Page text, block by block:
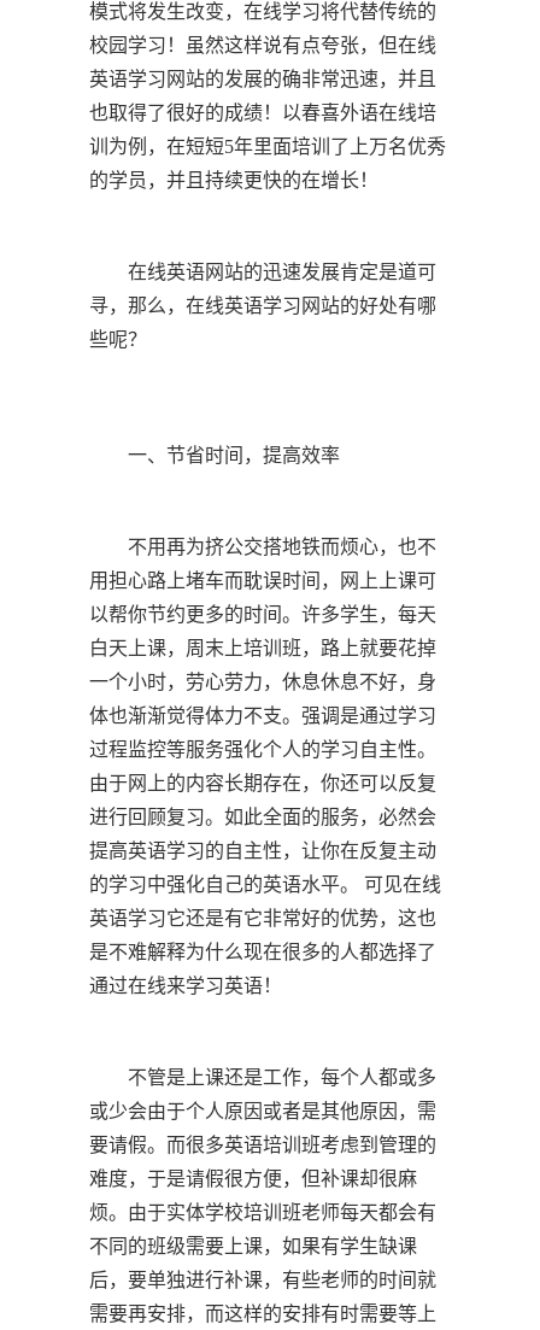
模式将发生改变，在线学习将代替传统的
校园学习！虽然这样说有点夸张，但在线
英语学习网站的发展的确非常迅速，并且
也取得了很好的成绩！以春喜外语在线培
训为例，在短短5年里面培训了上万名优秀
的学员，并且持续更快的在增长！
在线英语网站的迅速发展肯定是道可
寻，那么，在线英语学习网站的好处有哪
些呢？
一、节省时间，提高效率
不用再为挤公交搭地铁而烦心，也不
用担心路上堵车而耽误时间，网上上课可
以帮你节约更多的时间。许多学生，每天
白天上课，周末上培训班，路上就要花掉
一个小时，劳心劳力，休息休息不好，身
体也渐渐觉得体力不支。强调是通过学习
过程监控等服务强化个人的学习自主性。
由于网上的内容长期存在，你还可以反复
进行回顾复习。如此全面的服务，必然会
提高英语学习的自主性，让你在反复主动
的学习中强化自己的英语水平。 可见在线
英语学习它还是有它非常好的优势，这也
是不难解释为什么现在很多的人都选择了
通过在线来学习英语！
不管是上课还是工作，每个人都或多
或少会由于个人原因或者是其他原因，需
要请假。而很多英语培训班考虑到管理的
难度，于是请假很方便，但补课却很麻
烦。由于实体学校培训班老师每天都会有
不同的班级需要上课，如果有学生缺课
后，要单独进行补课，有些老师的时间就
需要再安排，而这样的安排有时需要等上